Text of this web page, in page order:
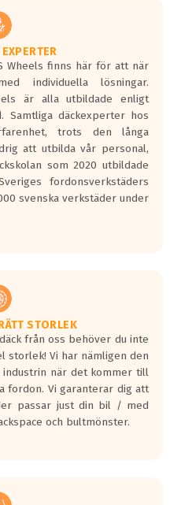
A påvisar
F är den
för
däcken
det ligger
det finnas
Hög
vågor
om det är
år 2016.
Wheels finns här för att när
individuella lösningar.
är alla utbildade enligt
Samtliga däckexperter hos
trots den långa
att utbilda vår personal,
som 2020 utbildade
fordonsverkstäders
svenska verkstäder under
STORLEK
från oss behöver du inte
storlek! Vi har nämligen den
när det kommer till
fordon. Vi garanterar dig att
passar just din bil / med
och bultmönster.